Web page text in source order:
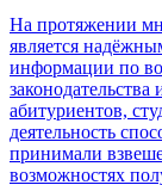
На протяжении
является
информации по
абитуриентов,
деятельность
принимали
возможностях